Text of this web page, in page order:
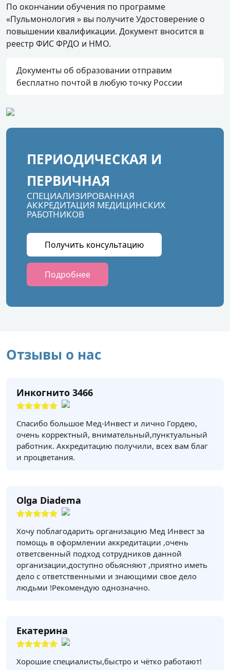
По окончании обучения по программе
«Пульмонология » вы получите Удостоверение о
повышении квалификации. Документ вносится в
реестр ФИС ФРДО и НМО.
Документы об образовании отправим
бесплатно почтой в любую точку России
ПЕРИОДИЧЕСКАЯ И
ПЕРВИЧНАЯ
СПЕЦИАЛИЗИРОВАННАЯ
АККРЕДИТАЦИЯ МЕДИЦИНСКИХ
РАБОТНИКОВ
Получить консультацию
Подробнее
Отзывы о нас
Инкогнито 3466
Спасибо большое Мед-Инвест и лично Гордею,
очень корректный, внимательный,пунктуальный
работник. Аккредитацию получили, всех вам благ
и процветания.
Olga Diadema
Хочу поблагодарить организацию Мед Инвест за
помощь в оформлении аккредитации ,очень
ответсвенный подход сотрудников данной
организации,доступно обьясняют ,приятно иметь
дело с ответственными и знающими свое дело
людьми !Рекомендую однозначно.
Екатерина
Хорошие специалисты,быстро и чётко работают!